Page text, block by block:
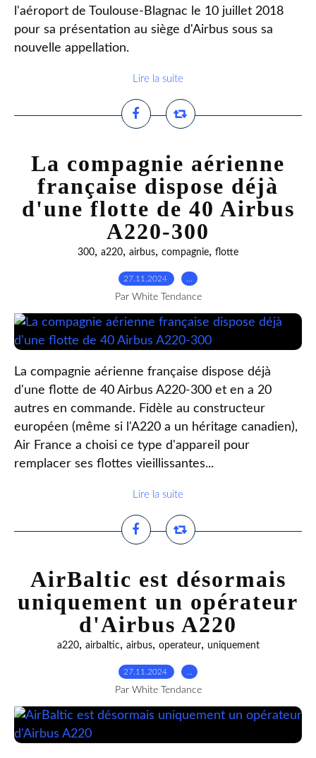
l'aéroport de Toulouse-Blagnac le 10 juillet 2018
pour sa présentation au siège d'Airbus sous sa
nouvelle appellation.
Lire la suite
La compagnie aérienne
française dispose déjà
d'une flotte de 40 Airbus
A220-300
300, a220, airbus, compagnie, flotte
27.11.2024
Par White Tendance
La compagnie aérienne française dispose déjà
d'une flotte de 40 Airbus A220-300 et en a 20
autres en commande. Fidèle au constructeur
européen (même si l'A220 a un héritage canadien),
Air France a choisi ce type d'appareil pour
remplacer ses flottes vieillissantes...
Lire la suite
AirBaltic est désormais
uniquement un opérateur
d'Airbus A220
a220, airbaltic, airbus, operateur, uniquement
27.11.2024
Par White Tendance